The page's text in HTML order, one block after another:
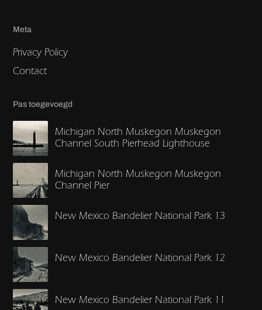
Meta
Privacy Policy
Contact
Pas toegevoegd
Michigan North Muskegon Muskegon
Channel South Pierhead Lighthouse
Michigan North Muskegon Muskegon
Channel Pier
New Mexico Bandelier National Park 13
New Mexico Bandelier National Park 12
New Mexico Bandelier National Park 11